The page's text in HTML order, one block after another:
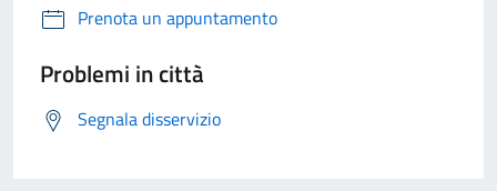
Prenota un appuntamento
Problemi in città
Segnala disservizio